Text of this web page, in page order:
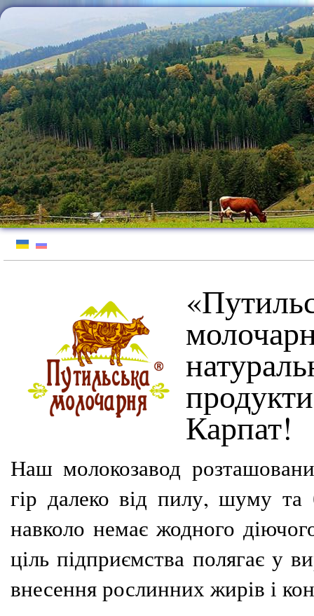
Jump to Content
Карпат!
Наш молокозавод
гір далеко від пилу, шуму
навколо немає жодного
ціль підприємства полягає у
внесення рослинних жирів і